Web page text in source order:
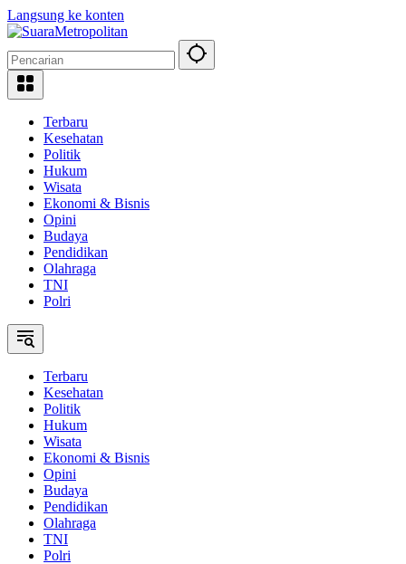
Langsung ke konten
Terbaru
Kesehatan
Politik
Hukum
Wisata
Ekonomi & Bisnis
Opini
Budaya
Pendidikan
Olahraga
TNI
Polri
Terbaru
Kesehatan
Politik
Hukum
Wisata
Ekonomi & Bisnis
Opini
Budaya
Pendidikan
Olahraga
TNI
Polri